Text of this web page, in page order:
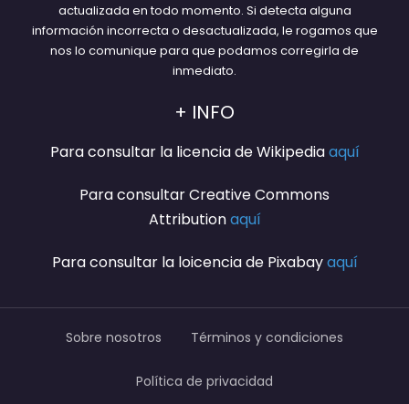
actualizada en todo momento. Si detecta alguna
información incorrecta o desactualizada, le rogamos que
nos lo comunique para que podamos corregirla de
inmediato.
+ INFO
Para consultar la licencia de Wikipediaaquí
Para consultar Creative Commons
Attributionaquí
Para consultar la loicencia de Pixabayaquí
Sobre nosotros Términos y condiciones
Política de privacidad